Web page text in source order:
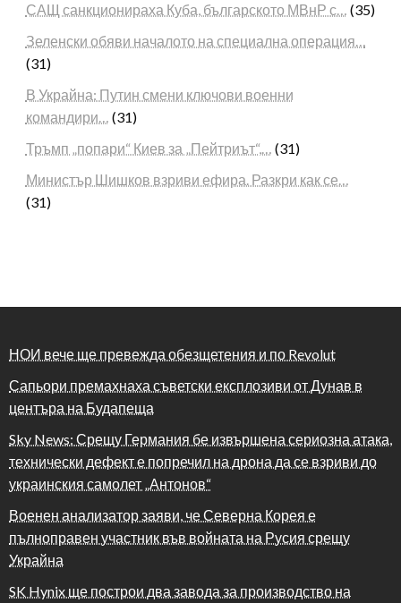
САЩ санкционираха Куба, българското МВнР с… (35)
Зеленски обяви началото на специална операция…
(31)
В Украйна: Путин смени ключови военни
командири… (31)
Тръмп „попари“ Киев за „Пейтриът“,… (31)
Министър Шишков взриви ефира. Разкри как се…
(31)
НОИ вече ще превежда обезщетения и по Revolut
Сапьори премахнаха съветски експлозиви от Дунав в
центъра на Будапеща
Sky News: Срещу Германия бе извършена сериозна атака,
технически дефект е попречил на дрона да се взриви до
украинския самолет „Антонов“
Военен анализатор заяви, че Северна Корея е
пълноправен участник във войната на Русия срещу
Украйна
SK Hynix ще построи два завода за производство на